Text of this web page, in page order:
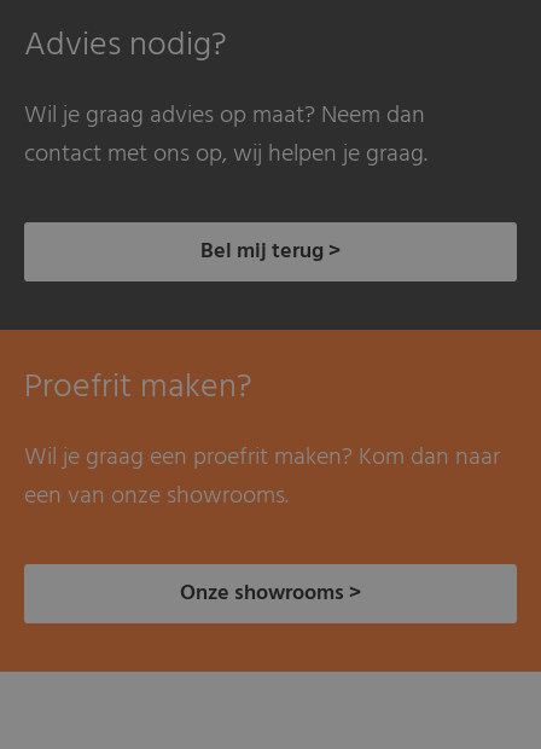
Advies nodig?
Wil je graag advies op maat? Neem dan
contact met ons op, wij helpen je graag.
Bel mij terug >
Proefrit maken?
Wil je graag een proefrit maken? Kom dan naar
een van onze showrooms.
Onze showrooms >